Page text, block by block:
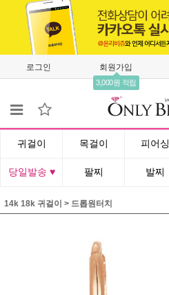
로그인 회원가입
3,000원 적립
귀걸이 목걸이 피어싱
당일발송 ♥ 팔찌 발찌
14k 18k 귀걸이 > 드롭원터치